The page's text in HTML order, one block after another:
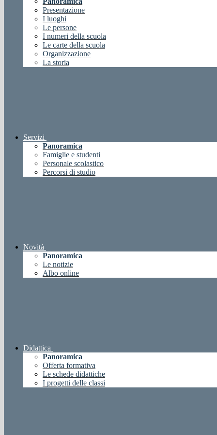
Presentazione
I luoghi
Le persone
I numeri della scuola
Le carte della scuola
Organizzazione
La storia
Servizi
Panoramica
Famiglie e studenti
Personale scolastico
Percorsi di studio
Novità
Panoramica
Le notizie
Albo online
Didattica
Panoramica
Offerta formativa
Le schede didattiche
I progetti delle classi